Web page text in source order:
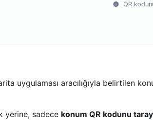
QR
uygulaması aracılığıyla belirtilen
yerine, sadece konum QR kodunu